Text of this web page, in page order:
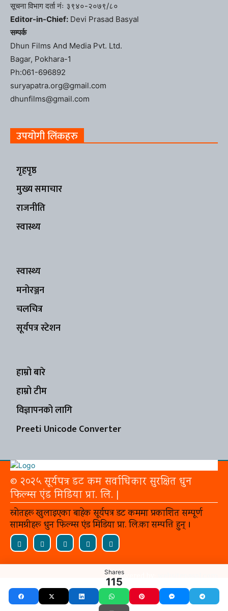
सूचना विभाग दर्ता नंः ३९४०-२०७९/८०
Editor-in-Chief: Devi Prasad Basyal
सम्पर्क
Dhun Films And Media Pvt. Ltd.
Bagar, Pokhara-1
Ph:061-696892
suryapatra.org@gmail.com
dhunfilms@gmail.com
उपयोगी लिंकहरु
गृहपृष्ठ
मुख्य समाचार
राजनीति
स्वास्थ्य
स्वास्थ्य
मनोरञ्जन
चलचित्र
सूर्यपत्र स्टेशन
हाम्रो बारे
हाम्रो टीम
विज्ञापनको लागि
Preeti Unicode Converter
© २०२५ सूर्यपत्र डट कम सर्वाधिकार सुरक्षित धुन
फिल्म्स एंड मिडिया प्रा. लि. |
स्रोतहरू खुलाइएका बाहेक सूर्यपत्र डट कममा प्रकाशित सम्पूर्ण
सामग्रीहरू धुन फिल्म्स एंड मिडिया प्रा. लि.का सम्पत्ति हुन् ।
Powered by:
Shares
115
FacebookX LinkedInWhatsAppPinterestMessenger